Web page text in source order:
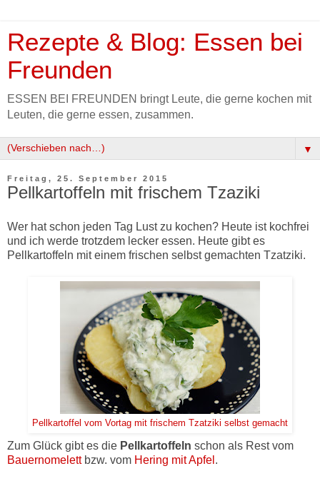
Rezepte & Blog: Essen bei
Freunden
ESSEN BEI FREUNDEN bringt Leute, die gerne kochen mit
Leuten, die gerne essen, zusammen.
▼
Freitag, 25. September 2015
Pellkartoffeln mit frischem Tzaziki
Wer hat schon jeden Tag Lust zu kochen? Heute ist kochfrei
und ich werde trotzdem lecker essen. Heute gibt es
Pellkartoffeln mit einem frischen selbst gemachten Tzatziki.
Pellkartoffel vom Vortag mit frischem Tzatziki selbst gemacht
Zum Glück gibt es die Pellkartoffeln schon als Rest vom
Bauernomelett bzw. vom Hering mit Apfel .